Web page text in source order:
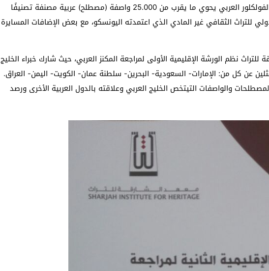
وتجدر الإشارة إلى أن مكنز الفولكلور العربي يحوي ما يقرب من 25.000 واصفة (مصطلح) عربية مصنفة تصنيفًا
للتراث الثقافي غير المادي الذي اعتمدته اليونسكو، مع بعض الإضافات المسايرة
للتراث نظم الورشة الإقليمية الأولى لمراجعة المكنز العربي، حيث شارك خبراء الخليج
عن كل من: الإمارات- السعودية- البحرين- سلطنة عمان- الكويت- اليمن- العراق.
والواصفات التيتخص الخليج العربي وعلاقته بالدول العربية الأخرى ورصد